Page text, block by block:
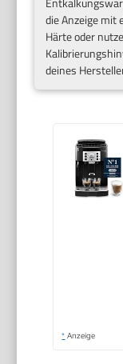
die Anzeige mit
Härte oder
deines
* Anzeige